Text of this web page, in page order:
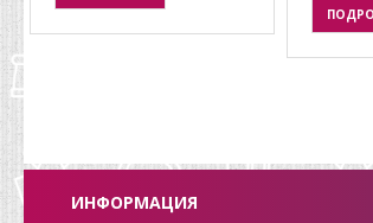
ИНФОРМАЦИЯ